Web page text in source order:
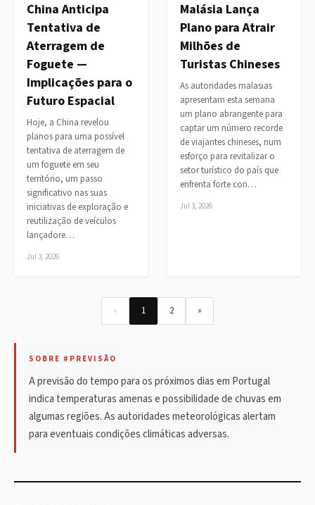
China Anticipa
Tentativa de
Aterragem de
Foguete —
Implicações para o
Futuro Espacial
Hoje, a China revelou
planos para uma possível
tentativa de aterragem de
um foguete em seu
território, um passo
significativo nas suas
iniciativas de exploração e
reutilização de veículos
lançadore…
Jul 3, 2026
Malásia Lança
Plano para Atrair
Milhões de
Turistas Chineses
As autoridades malasias
apresentam esta semana
um plano abrangente para
captar um número recorde
de viajantes chineses, num
esforço para revitalizar o
setor turístico do país que
enfrenta forte con…
Jul 3, 2026
« 1 2 »
SOBRE #PREVISÃO
A previsão do tempo para os próximos dias em Portugal
indica temperaturas amenas e possibilidade de chuvas em
algumas regiões. As autoridades meteorológicas alertam
para eventuais condições climáticas adversas.